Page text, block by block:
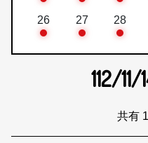
26 27 28
112/11/
共有